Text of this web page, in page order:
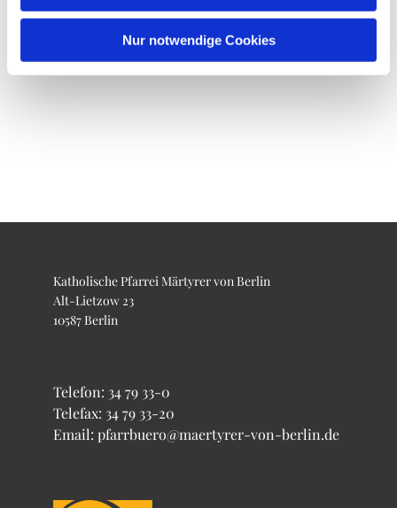
Nur notwendige Cookies
Katholische Pfarrei Märtyrer von Berlin
Alt-Lietzow 23
10587 Berlin
Telefon: 34 79 33-0
Telefax: 34 79 33-20
Email: pfarrbuero@maertyrer-von-berlin.de